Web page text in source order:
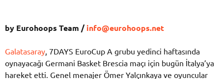
by Eurohoops Team /info@eurohoops.net
Galatasaray , 7DAYS EuroCup A grubu yedinci haftasında
oynayacağı Germani Basket Brescia maçı için bugün İtalya’ya
hareket etti. Genel menajer Ömer Yalçınkaya ve oyuncular